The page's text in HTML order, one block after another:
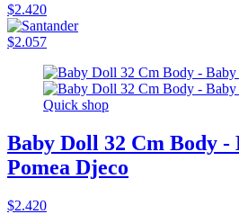
$2.420
$2.057
Quick shop
Baby Doll 32 Cm Body -
Pomea Djeco
$2.420